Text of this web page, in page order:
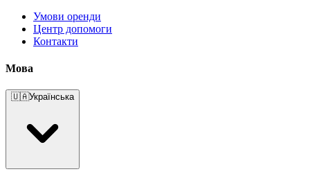
Умови оренди
Центр допомоги
Контакти
Мова
🇺🇦Українська